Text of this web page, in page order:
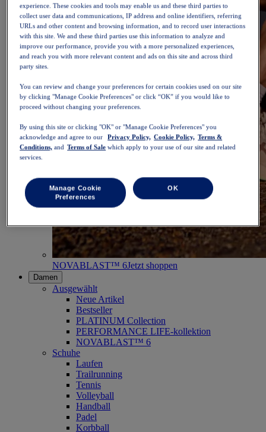
NOVABLAST™ 6Jetzt shoppen
Damen
Ausgewählt
Neue Artikel
Bestseller
PLATINUM Collection
PERFORMANCE LIFE-kollektion
NOVABLAST™ 6
Schuhe
Laufen
Trailrunning
Tennis
Volleyball
Handball
Padel
Korbball
experience. These cookies and tools may enable us and these third parties to
collect user data and communications, IP address and online identifiers, referring
URLs and other content and browsing information, and to record user interactions
with this site. We and these third parties use this information to analyze and
improve our performance, provide you with a more personalized experiences,
and reach you with more relevant content and ads on this site and across third
party sites.
You can review and change your preferences for certain cookies used on our site
by clicking "Manage Cookie Preferences" or click “OK” if you would like to
proceed without changing your preferences.
By using this site or clicking "OK" or "Manage Cookie Preferences" you
acknowledge and agree to our
Privacy Policy, Cookie Policy, Terms &
Conditions, and Terms of Sale which apply to your use of our site and related
services.
Manage Cookie
Preferences
OK